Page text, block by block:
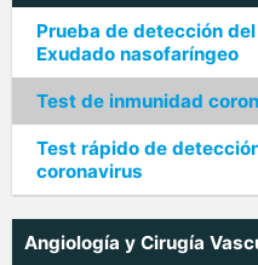
Prueba de detección
Exudado nasofaríngeo
Test de inmunidad
Test rápido de
coronavirus
Angiología y Cirugía